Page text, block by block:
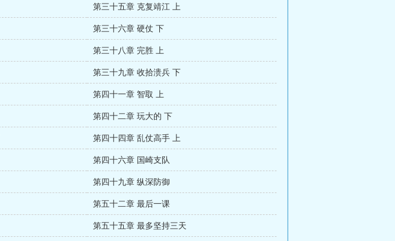
第三十五章 克复靖江 上
第三十六章 硬仗 下
第三十八章 完胜 上
第三十九章 收拾溃兵 下
第四十一章 智取 上
第四十二章 玩大的 下
第四十四章 乱仗高手 上
第四十六章 国崎支队
第四十九章 纵深防御
第五十二章 最后一课
第五十五章 最多坚持三天